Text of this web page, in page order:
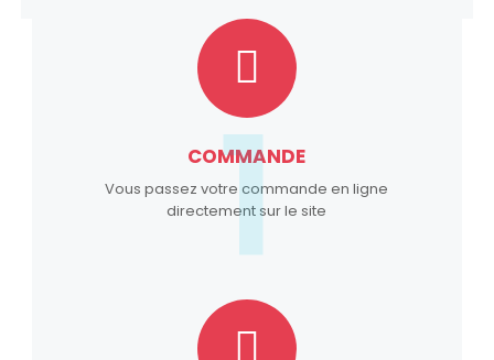
COMMANDE
Vous passez votre commande en ligne
directement sur le site
1